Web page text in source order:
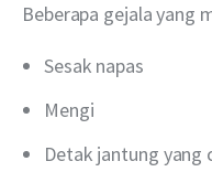
Beberapa gejala yang
Sesak napas
Mengi
Detak jantung yang